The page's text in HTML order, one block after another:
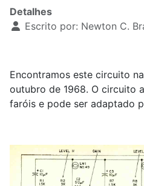
Detalhes
Escrito por: Newton C.
Encontramos este circuito
outubro de 1968. O circuito
faróis e pode ser adaptado